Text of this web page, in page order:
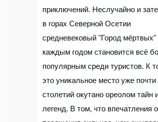
приключений. Неслучайно и
в горах Северной Осетии
средневековый "Город мёртвых"
каждым годом становится всё
популярным среди туристов. К
это уникальное место уже
столетий окутано ореолом тайн
легенд. В том, что впечатления